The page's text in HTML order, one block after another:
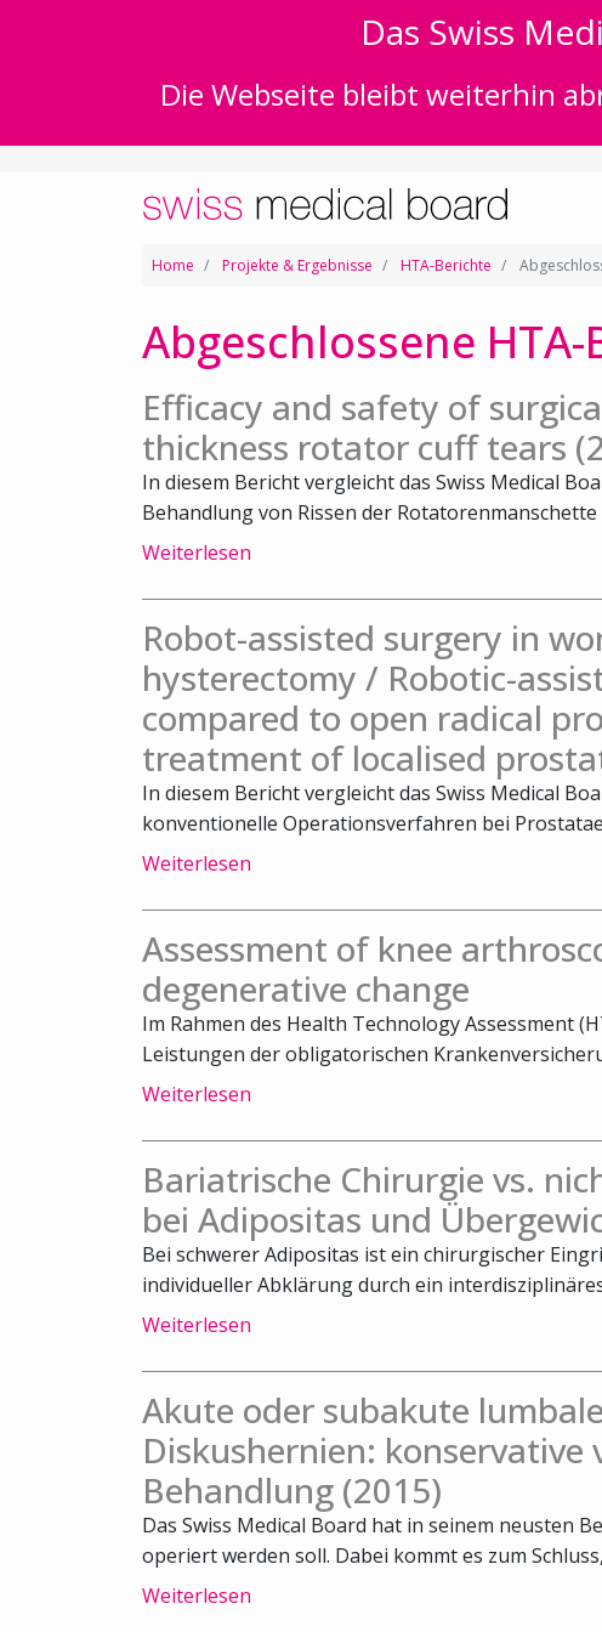
Das Swiss
Die Webseite bleibt weiterhin
Home Projekte & Ergebnisse HTA-Berichte
Abgeschlossene
Efficacy and safety of
thickness rotator cuff tears
In diesem Bericht vergleicht das Swiss Medical
Behandlung von Rissen der Rotatorenmanschette
Weiterlesen
Robot-assisted surgery in
hysterectomy / Robotic-
compared to open radical
treatment of localised
In diesem Bericht vergleicht das Swiss Medical
konventionelle Operationsverfahren bei
Weiterlesen
Assessment of knee
degenerative change
Im Rahmen des Health Technology Assessment
Leistungen der obligatorischen
Weiterlesen
Bariatrische Chirurgie vs.
bei Adipositas und
Bei schwerer Adipositas ist ein chirurgischer
individueller Abklärung durch ein
Weiterlesen
Akute oder subakute
Diskushernien: konservative
Behandlung (2015)
Das Swiss Medical Board hat in seinem neusten
operiert werden soll. Dabei kommt es zum
Weiterlesen